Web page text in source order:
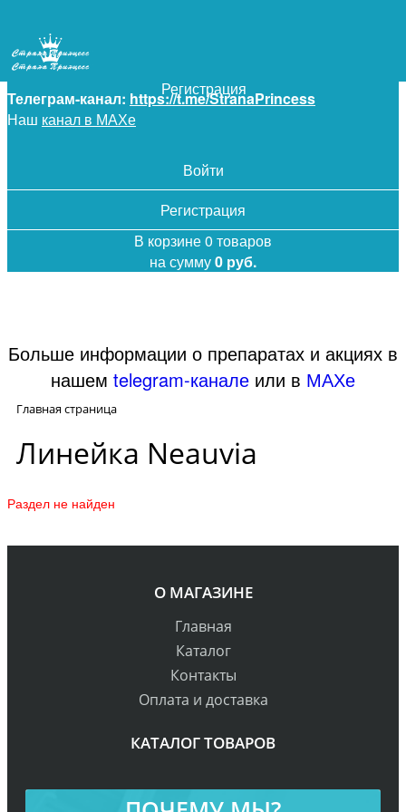
+7 (925) 5-619-619
Телеграм-канал: https://t.me/StranaPrincess
Наш канал в МАХе
Войти
Регистрация
В корзине 0 товаров
на сумму0 руб.
Больше информации о препаратах и акциях в
нашем telegram-канале или в МАХе
Главная страница
Линейка Neauvia
Раздел не найден
О МАГАЗИНЕ
Главная
Каталог
Контакты
Оплата и доставка
КАТАЛОГ ТОВАРОВ
Регистрация